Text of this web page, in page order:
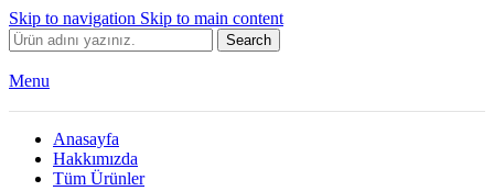
Skip to navigation Skip to main content
Search
Menu
Anasayfa
Hakkımızda
Tüm Ürünler